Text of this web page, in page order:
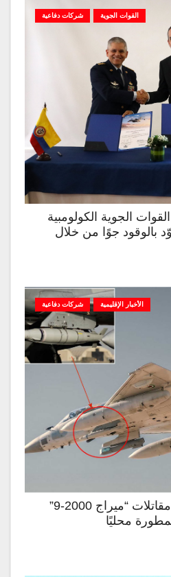
القوات الجوية شركات دفاعية
الجوية الكولومبية
بالوقود جوًا من خلال
الأخبار الإقليمية شركات دفاعية
الإمارات تعزز قدرات مقاتلات “ميراج 2000-9”
محليًا